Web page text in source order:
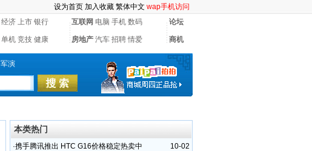
设为首页 加入收藏 繁体中文 wap手机访问
经济 上市 银行 互联网 电脑 手机 数码 论坛
单机 竞技 健康 房地产 汽车 招聘 情爱 商机
演
本类热门
10-02
·携手腾讯推出 HTC G16价格稳定热卖中